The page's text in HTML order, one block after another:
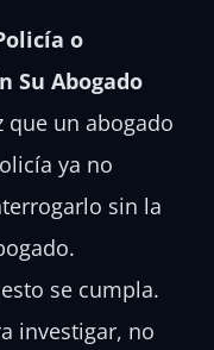
o
Su Abogado
que un abogado
ya no
sin la
se cumpla.
investigar, no